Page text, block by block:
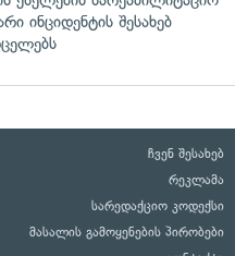
ინციდენტის შესახებ
ჩვენ შესახებ
რეკლამა
სარედაქციო კოდექსი
მასალის გამოყენების პირობები